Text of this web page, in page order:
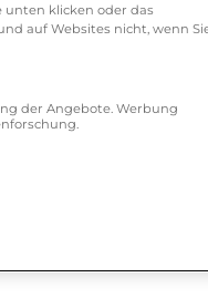
unten klicken oder das
auf Websites nicht, wenn
der Angebote. Werbung